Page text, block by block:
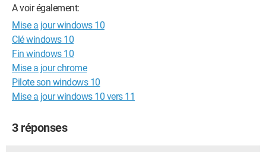
A voir également:
Mise a jour windows 10
Clé windows 10
Fin windows 10
Mise a jour chrome
Pilote son windows 10
Mise a jour windows 10 vers 11
3 réponses